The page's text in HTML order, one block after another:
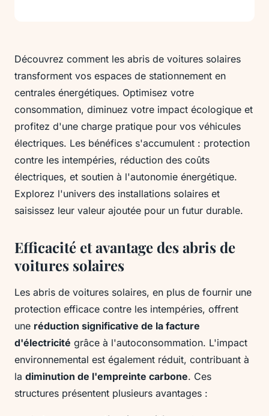
Découvrez comment les abris de voitures solaires
transforment vos espaces de stationnement en
centrales énergétiques. Optimisez votre
consommation, diminuez votre impact écologique et
profitez d'une charge pratique pour vos véhicules
électriques. Les bénéfices s'accumulent : protection
contre les intempéries, réduction des coûts
électriques, et soutien à l'autonomie énergétique.
Explorez l'univers des installations solaires et
saisissez leur valeur ajoutée pour un futur durable.
Efficacité et avantage des abris de
voitures solaires
Les abris de voitures solaires, en plus de fournir une
protection efficace contre les intempéries, offrent
une réduction significative de la facture
d'électricité grâce à l'autoconsommation. L'impact
environnemental est également réduit, contribuant à
la diminution de l'empreinte carbone. Ces
structures présentent plusieurs avantages :